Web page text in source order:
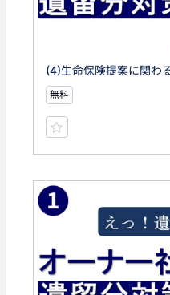
(4)生命保険提案に関わ
無料